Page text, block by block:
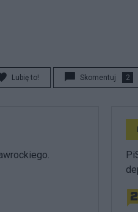
Lubię to! Skomentuj 2